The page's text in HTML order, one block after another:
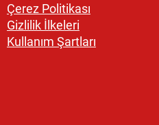
Çerez Politikası
Gizlilik İlkeleri
Kullanım Şartları